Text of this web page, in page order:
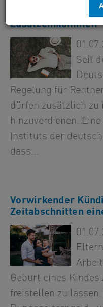
Zusatzeinkommen
Seit
Regelung für
dürfen zusätzlich zu
hinzuverdienen.
Instituts der
dass...
Vorwirkender
Zeitabschnitten
Geburt eines
freistellen zu